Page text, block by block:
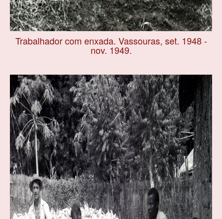
Trabalhador com enxada. Vassouras, set. 1948 -
nov. 1949.